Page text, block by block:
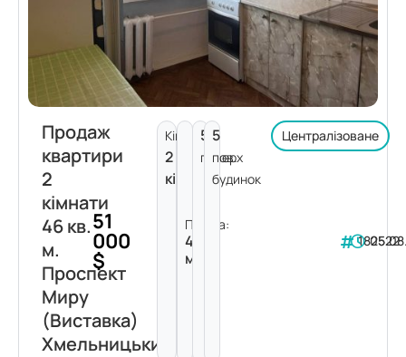
Продаж
квартири
2
кімнати
46 кв.
м.
Проспект
Миру
(Виставка)
Хмельницький
51
000
$
Кімнат:
2
кімнати
Площа:
46
м²
5
поверх
5
пов.
будинок
Централізоване
182522